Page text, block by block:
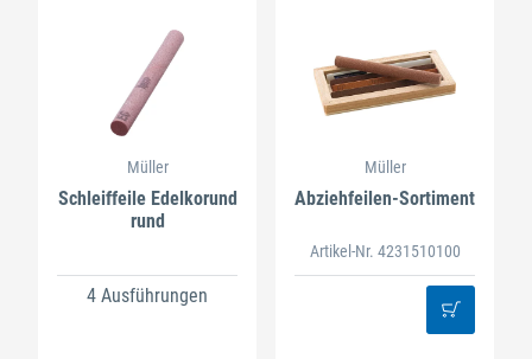
Müller
Schleiffeile Edelkorund
rund
4 Ausführungen
Müller
Abziehfeilen-Sortiment
Artikel-Nr. 4231510100